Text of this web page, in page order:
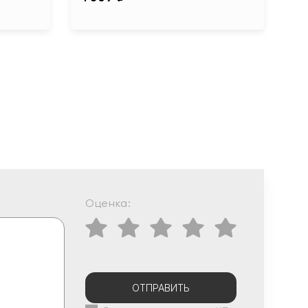
Оценка:
ОТПРАВИТЬ